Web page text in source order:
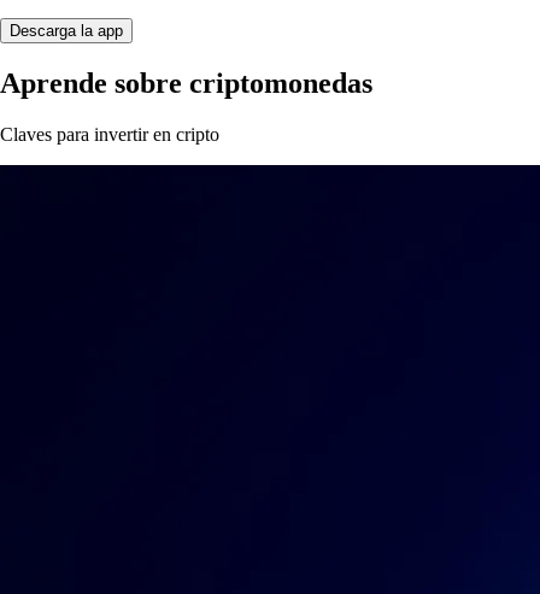
Descarga la app
Aprende sobre criptomonedas
Claves para invertir en cripto